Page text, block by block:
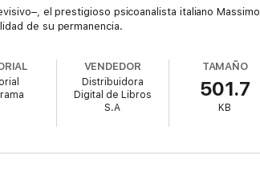
el prestigioso psicoanalista italiano Massimo
de su permanencia.
VENDEDOR
Distribuidora
Digital de Libros
S.A
TAMAÑO
501.7
KB